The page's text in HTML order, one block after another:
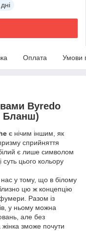
Оплата Умови
Byredo
Бланш)
є нічим іншим, як
сприйняття
є лише символом
суть цього кольору
у тому, що в білому
цю ж концепцію
Разом із
у ньому можна
але без
зможе почути